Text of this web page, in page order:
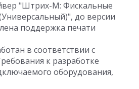
"Штрих-М: Фискальные
до версии
поддержка печати
в соответствии с
к разработке
оборудования,